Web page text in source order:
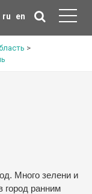
ru en
>
Много зелени и
город ранним